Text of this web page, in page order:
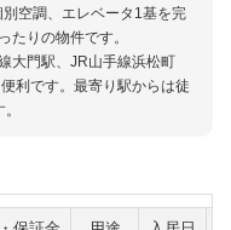
空調、エレベータ1基を完
たりの物件です。
大門駅、JR山手線浜松町
利です。最寄り駅からは徒